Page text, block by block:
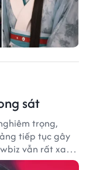
sát
trọng,
tiếp tục gây
vẫn rất xa